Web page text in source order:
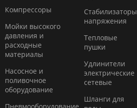
Компресcоры
Мойки высокого
давления и
расходные
материалы
Насосное и
поливочное
оборудование
Стабилизаторы
напряжения
Тепловые
пушки
Удлинители
электрические
сетевые
Шланги для